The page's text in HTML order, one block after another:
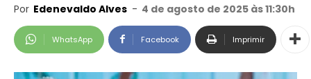
Por Edenevaldo Alves - 4 de agosto de 2025 às 11:30h
WhatsApp Facebook Imprimir